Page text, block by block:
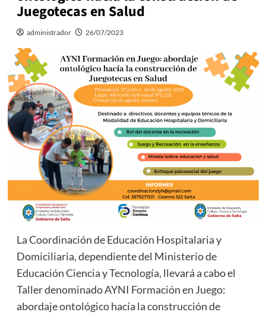
Juegotecas en Salud
administrador 26/07/2023
La Coordinación de Educación Hospitalaria y
Domiciliaria, dependiente del Ministerio de
Educación Ciencia y Tecnología, llevará a cabo el
Taller denominado AYNI Formación en Juego:
abordaje ontológico hacía la construcción de